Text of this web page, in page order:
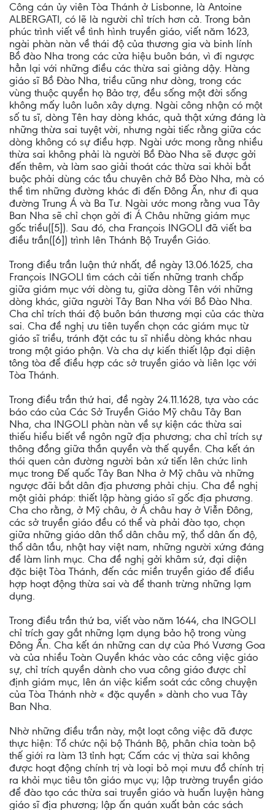
Công cán ủy viên Tòa Thánh ở Lisbonne, là Antoine
ALBERGATI, có lẽ là người chỉ trích hơn cả. Trong bản
phúc trình viết về tình hình truyền giáo, viết năm 1623,
ngài phàn nàn về thái độ của thương gia và binh lính
Bồ đào Nha trong các cửa hiệu buôn bán, vì đi ngược
hẳn lại với những điều các thừa sai giảng dậy. Hàng
giáo sĩ Bồ Ðào Nha, triều cũng như dòng, trong các
vùng thuộc quyền họ Bảo trợ, đều sống một đời sống
không mấy luôn luôn xây dựng. Ngài công nhận có một
số tu sĩ, dòng Tên hay dòng khác, quả thật xứng đáng là
những thừa sai tuyệt vời, nhưng ngài tiếc rằng giữa các
dòng không có sự điều hợp. Ngài ước mong rằng nhiều
thừa sai không phải là người Bồ Ðào Nha sẽ được gởi
đến thêm, và làm sao giải thoát các thừa sai khỏi bắt
buộc phải dùng các tầu chuyên chở Bồ Ðào Nha, mà có
thể tìm những đường khác đi đến Ðông Ấn, như đi qua
đường Trung Á và Ba Tư. Ngài ước mong rằng vua Tây
Ban Nha sẽ chỉ chọn gởi đi Á Châu những giám mục
gốc triều([5]). Sau đó, cha François INGOLI đã viết ba
điều trần([6]) trình lên Thánh Bộ Truyền Giáo.
Trong điều trần luận thứ nhất, đề ngày 13.06.1625, cha
François INGOLI tìm cách cải tiến những tranh chấp
giữa giám mục với dòng tu, giữa dòng Tên với những
dòng khác, giữa người Tây Ban Nha với Bồ Ðào Nha.
Cha chỉ trích thái độ buôn bán thương mại của các thừa
sai. Cha đề nghị ưu tiên tuyển chọn các giám mục từ
giáo sĩ triều, tránh đặt các tu sĩ nhiều dòng khác nhau
trong một giáo phận. Và cha dự kiến thiết lập đại diện
tông tòa để điều hợp các sở truyền giáo và liên lạc với
Tòa Thánh.
Trong điều trần thứ hai, đề ngày 24.11.1628, tựa vào các
báo cáo của Các Sở Truyền Giáo Mỹ châu Tây Ban
Nha, cha INGOLI phàn nàn về sự kiện các thừa sai
thiếu hiểu biết về ngôn ngữ địa phương; cha chỉ trích sự
thông đồng giữa thần quyền và thế quyền. Cha kết án
thói quen cản đường người bản xứ tiến lên chức linh
mục trong Ðế quốc Tây Ban Nha ở Mỹ châu và những
ngược đãi bắt dân địa phương phải chịu. Cha đề nghị
một giải pháp: thiết lập hàng giáo sĩ gốc địa phương.
Cha cho rằng, ở Mỹ châu, ở Á châu hay ở Viễn Ðông,
các sở truyền giáo đều có thể và phải đào tạo, chọn
giữa những giáo dân thổ dân châu mỹ, thổ dân ấn độ,
thổ dân tầu, nhật hay việt nam, những người xứng đáng
để làm linh mục. Cha đề nghị gởi khâm sứ, đại diện
đặc biệt Tòa Thánh, đến các miền truyền giáo để điều
hợp hoạt động thừa sai và để thanh trừng những lạm
dụng.
Trong điều trần thứ ba, viết vào năm 1644, cha INGOLI
chỉ trích gay gắt những lạm dụng bảo hộ trong vùng
Ðông Ấn. Cha kết án những can dự của Phó Vương Goa
và của nhiều Toàn Quyền khác vào các công việc giáo
sự, chỉ trích quyền dành cho vua công giáo được chỉ
định giám mục, lên án việc kiểm soát các công chuyện
của Tòa Thánh nhờ « đặc quyền » dành cho vua Tây
Ban Nha.
Nhờ những điều trần này, một loạt công việc đã được
thực hiện: Tổ chức nội bộ Thánh Bộ, phân chia toàn bộ
thế giới ra làm 13 tỉnh hạt; Cấm các vị thừa sai không
được hoạt động chính trị và loại bỏ mọi mưu đồ chính trị
ra khỏi mục tiêu tôn giáo mục vụ; lập trường truyền giáo
để đào tạo các thừa sai truyền giáo và huấn luyện hàng
giáo sĩ địa phương; lập ấn quán xuất bản các sách